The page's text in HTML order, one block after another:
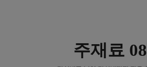
주재료 08